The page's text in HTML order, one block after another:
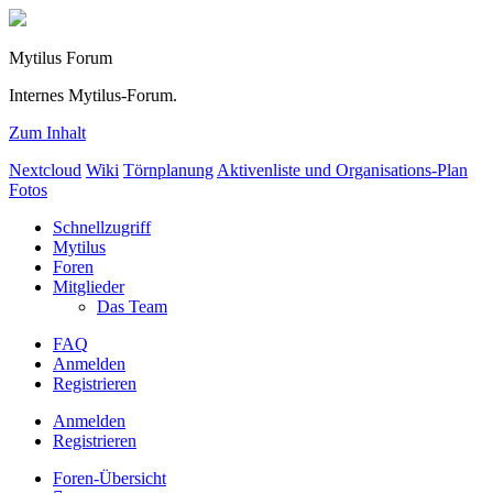
Mytilus Forum
Internes Mytilus-Forum.
Zum Inhalt
Nextcloud Wiki Törnplanung Aktivenliste und Organisations-Plan
Fotos
Schnellzugriff
Mytilus
Foren
Mitglieder
Das Team
FAQ
Anmelden
Registrieren
Anmelden
Registrieren
Foren-Übersicht